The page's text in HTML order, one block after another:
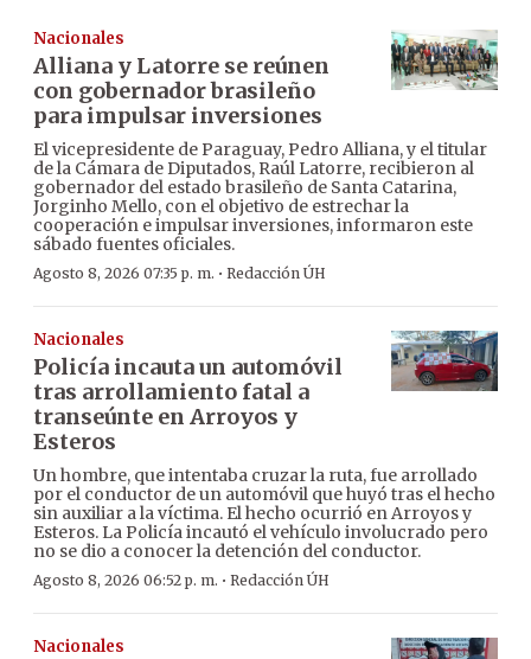
Nacionales
Alliana y Latorre se reúnen
con gobernador brasileño
para impulsar inversiones
El vicepresidente de Paraguay, Pedro Alliana, y el titular
de la Cámara de Diputados, Raúl Latorre, recibieron al
gobernador del estado brasileño de Santa Catarina,
Jorginho Mello, con el objetivo de estrechar la
cooperación e impulsar inversiones, informaron este
sábado fuentes oficiales.
Agosto 8, 2026 07:35 p. m. · Redacción ÚH
Nacionales
Policía incauta un automóvil
tras arrollamiento fatal a
transeúnte en Arroyos y
Esteros
Un hombre, que intentaba cruzar la ruta, fue arrollado
por el conductor de un automóvil que huyó tras el hecho
sin auxiliar a la víctima. El hecho ocurrió en Arroyos y
Esteros. La Policía incautó el vehículo involucrado pero
no se dio a conocer la detención del conductor.
Agosto 8, 2026 06:52 p. m. · Redacción ÚH
Nacionales